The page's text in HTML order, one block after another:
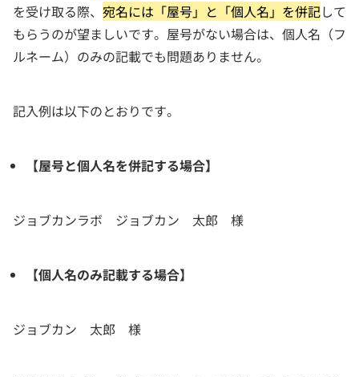
を受け取る際、 宛名には「屋号」と「個人名」を併記して
もらうのが望ましいです。屋号がない場合は、個人名（フ
ルネーム）のみの記載でも問題ありません。
記入例は以下のとおりです。
【屋号と個人名を併記する場合】
ジョブカンラボ ジョブカン 太郎 様
【個人名のみ記載する場合】
ジョブカン 太郎 様